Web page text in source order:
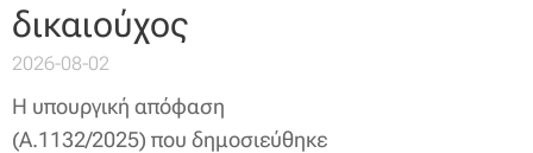
δικαιούχος
2026-08-02
Η υπουργική απόφαση
(Α.1132/2025) που δημοσιεύθηκε